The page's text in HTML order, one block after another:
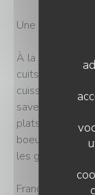
Une cuisine
À la carte, tous
cuits à la braise,
cuisson au bois,
saveurs
plats
boeuf, mais
les gnocchis de
Frangine